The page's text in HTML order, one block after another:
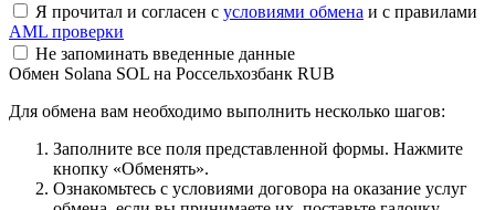
Я прочитал и согласен с условиями обмена и с правилами
AML проверки
Не запоминать введенные данные
Обмен Solana SOL на Россельхозбанк RUB
Для обмена вам необходимо выполнить несколько шагов:
Заполните все поля представленной формы. Нажмите
кнопку «Обменять».
Ознакомьтесь с условиями договора на оказание услуг